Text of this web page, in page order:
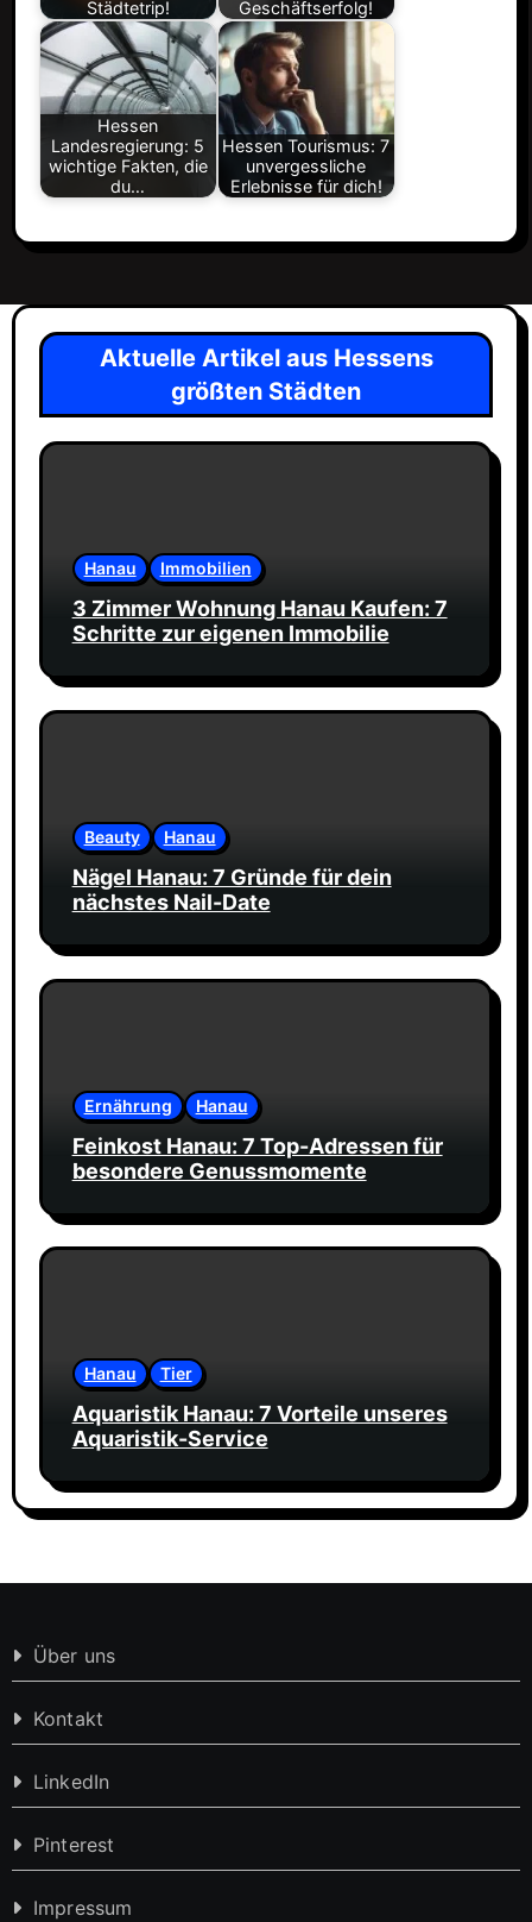
Städtetrip!
Geschäftserfolg!
Hessen
Landesregierung: 5
wichtige Fakten, die
du…
Hessen Tourismus: 7
unvergessliche
Erlebnisse für dich!
Aktuelle Artikel aus Hessens
größten Städten
Hanau Immobilien
3 Zimmer Wohnung Hanau Kaufen: 7
Schritte zur eigenen Immobilie
Beauty Hanau
Nägel Hanau: 7 Gründe für dein
nächstes Nail-Date
Ernährung Hanau
Feinkost Hanau: 7 Top-Adressen für
besondere Genussmomente
Hanau Tier
Aquaristik Hanau: 7 Vorteile unseres
Aquaristik-Service
Über uns
Kontakt
LinkedIn
Pinterest
Impressum